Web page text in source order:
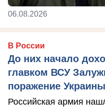
06.08.2026
В России
До них начало
главком ВСУ
поражение
Российская армия